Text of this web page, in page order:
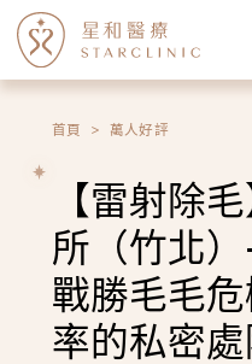
首頁 萬人好評
【雷射除
所（竹北
戰勝毛毛
率的私密